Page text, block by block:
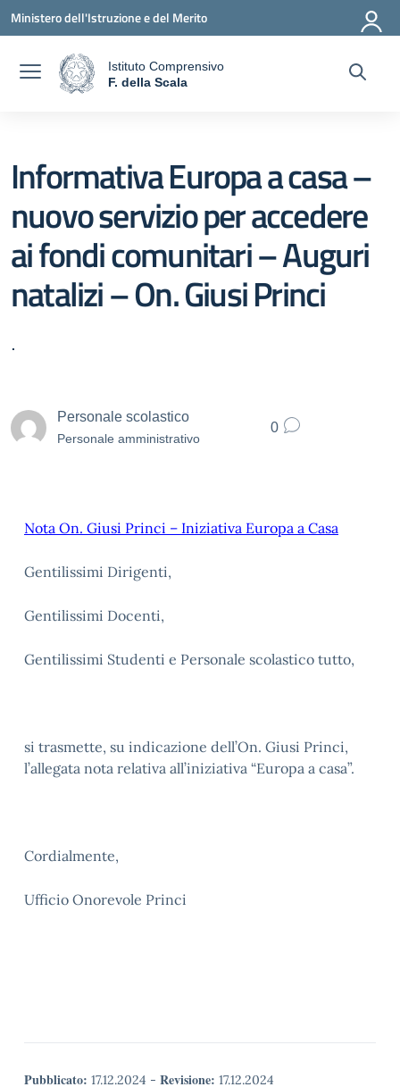
Ministero dell'Istruzione e del Merito
Istituto Comprensivo
F. della Scala
Informativa Europa a casa –
nuovo servizio per accedere
ai fondi comunitari – Auguri
natalizi – On. Giusi Princi
.
Personale scolastico
Personale amministrativo
0
Nota On. Giusi Princi – Iniziativa Europa a Casa
Gentilissimi Dirigenti,
Gentilissimi Docenti,
Gentilissimi Studenti e Personale scolastico tutto,
si trasmette, su indicazione dell’On. Giusi Princi,
l’allegata nota relativa all’iniziativa “Europa a casa”.
Cordialmente,
Ufficio Onorevole Princi
Pubblicato: 17.12.2024 - Revisione: 17.12.2024